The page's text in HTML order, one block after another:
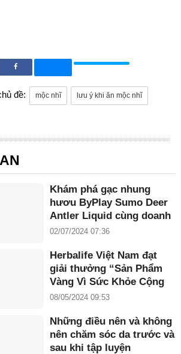
đề: mộc nhĩ lưu ý khi ăn mộc nhĩ
Khám phá gạc nhung
hươu ByPlay Sumo Deer
Antler Liquid cùng doanh
nhân Maria Tuyền
02/07/2024 07:36
Herbalife Việt Nam đạt
giải thưởng “Sản Phẩm
Vàng Vì Sức Khỏe Cộng
Đồng năm 2024”
08/05/2024 09:53
Những điều nên và không
nên chăm sóc da trước và
sau khi tập luyện